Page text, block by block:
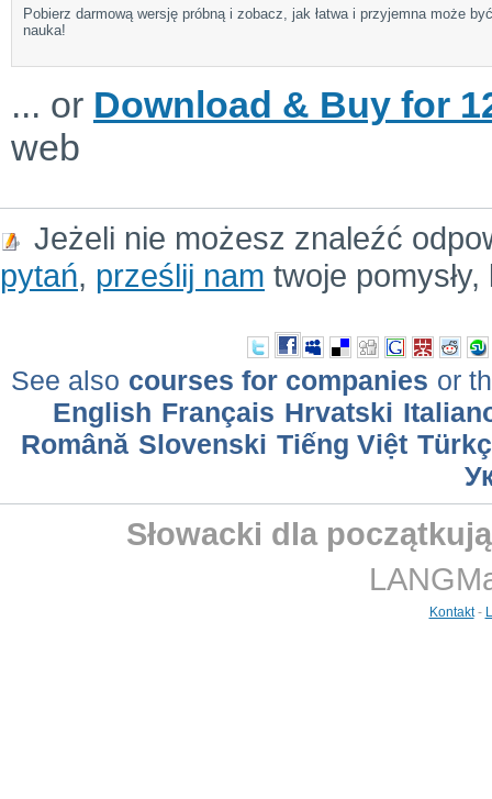
Pobierz darmową wersję próbną i zobacz, jak łatwa i przyjemna może być
nauka!
... or Download & Buy for
web
Jeżeli nie możesz znaleźć
pytań, prześlij nam twoje
See also courses for companies or
English Français Hrvatski
Română Slovenski Tiếng Việt
Słowacki dla
Kontakt-